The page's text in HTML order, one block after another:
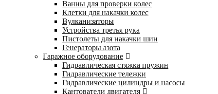
Ванны для проверки колес
Клетки для накачки колес
Вулканизаторы
Устройства третья рука
Пистолеты для накачки шин
Генераторы азота
Гаражное оборудование
Гидравлическая стяжка пружин
Гидравлические тележки
Гидравлические цилиндры и насосы
Кантователи двигателя